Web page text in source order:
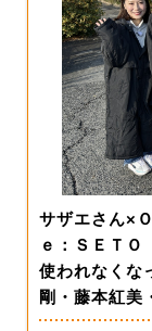
サザエさん×
ｅ：ＳＥＴＯ
使われなくな
剛・藤本紅美